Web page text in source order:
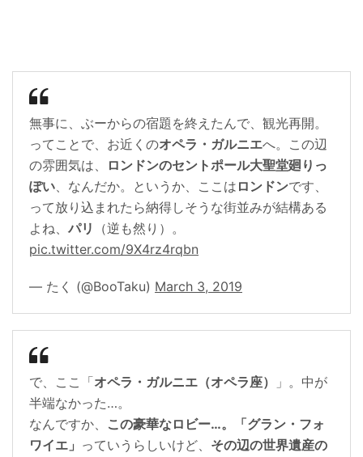
無事に、ぶーからの宿題を終えたんで、観光再開。
ってことで、お近くのオペラ・ガルニエへ。この辺
の雰囲気は、
ロンドンのセントポール大聖堂廻りっ
ぽい、なんだか。というか、ここは ロンドンです、
って放り込まれたら納得しそうな街並みが結構ある
よね、 パリ
（逆も然り）。
pic.twitter.com/9X4rz4rqbn
— たく (@BooTaku) March 3, 2019
で、ここ「オペラ・ガルニエ（オペラ座）
」。中が
半端なかった…。
なんですか、 この豪華なロビー…。「グラン・フォ
ワイエ」 っていうらしいけど、 その辺の世界遺産の